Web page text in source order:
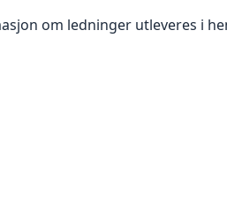
om ledninger utleveres i